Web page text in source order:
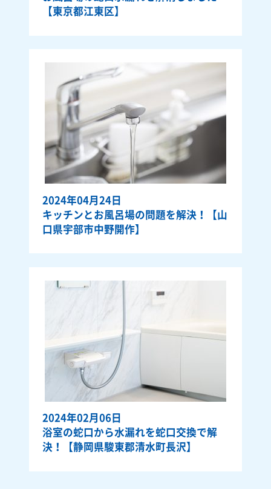
【東京都江東区】
2024年04月24日
キッチンとお風呂場の問題を解決！【山
口県宇部市中野開作】
2024年02月06日
浴室の蛇口から水漏れを蛇口交換で解
決！【静岡県駿東郡清水町長沢】